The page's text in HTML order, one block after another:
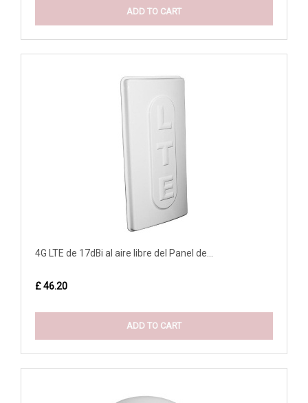
ADD TO CART
4G LTE de 17dBi al aire libre del Panel de...
£ 46.20
ADD TO CART